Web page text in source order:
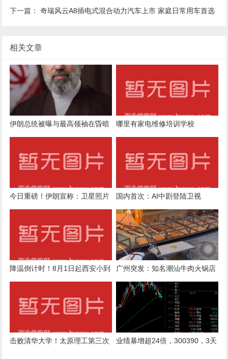
下一篇：奇瑞风云A8插电式混合动力汽车上市 家庭日常用车首选
相关文章
伊朗总统被曝与最高领袖在昏暗
音交谈难辨真假
哪里有家电维修培训学校
今日重磅！伊朗宣称：卫星照片
特朗普被打的毫无招架之力
国内首次：AI中剧登陆卫视
降温倒计时！8月1日起西安小到
预报→
广州突发：知名潮汕牛肉火锅店
招牌掉落，砸中女店员！品牌回
应
击败清华大学！太原理工第三次
业绩暴增超24倍，300390，3天